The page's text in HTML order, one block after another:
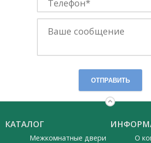
ОТПРАВИТЬ
КАТАЛОГ
Межкомнатные двери
О